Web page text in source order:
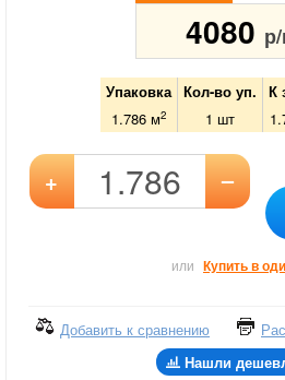
4080
Упаковка Кол-во уп. К
1.786 м2 1 шт
+ –
или Купить в
Добавить к сравнению
Нашли